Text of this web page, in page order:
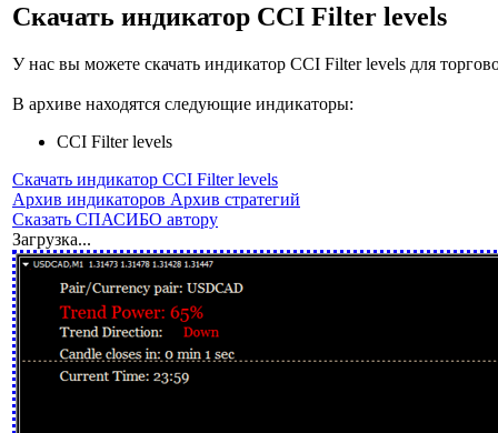
Скачать индикатор CCI Filter levels
У нас вы можете скачать индикатор CCI Filter levels для
В архиве находятся следующие индикаторы:
CCI Filter levels
Скачать индикатор CCI Filter levels
Архив индикаторов Архив стратегий
Сказать СПАСИБО автору
Загрузка...